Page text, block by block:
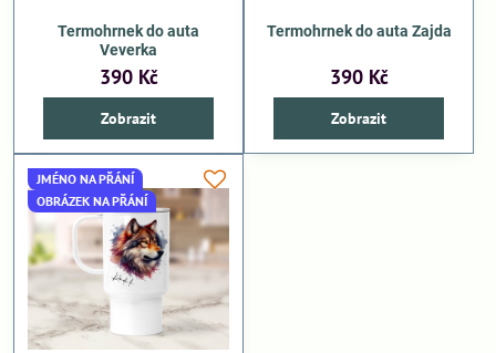
Termohrnek do auta
Veverka
390 Kč
Zobrazit
Termohrnek do auta Zajda
390 Kč
Zobrazit
JMÉNO NA PŘÁNÍ
OBRÁZEK NA PŘÁNÍ